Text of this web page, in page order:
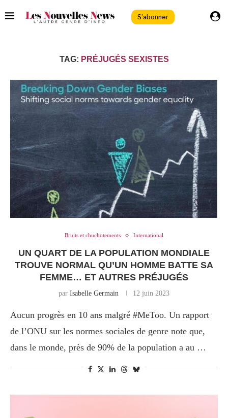
S'abonner
TAG: PRÉJUGÉS SEXISTES
Bruits et chuchotements International
UN QUART DE LA POPULATION MONDIALE
TROUVE NORMAL QU’UN HOMME BATTE SA
FEMME… ET AUTRES PRÉJUGÉS
par Isabelle Germain 12 juin 2023
Aucun progrès en 10 ans malgré #MeToo. Un rapport
de l’ONU sur les normes sociales de genre note que,
dans le monde, près de 90% de la population a au …